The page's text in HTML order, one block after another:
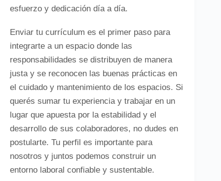
esfuerzo y dedicación día a día.
Enviar tu currículum es el primer paso para
integrarte a un espacio donde las
responsabilidades se distribuyen de manera
justa y se reconocen las buenas prácticas en
el cuidado y mantenimiento de los espacios. Si
querés sumar tu experiencia y trabajar en un
lugar que apuesta por la estabilidad y el
desarrollo de sus colaboradores, no dudes en
postularte. Tu perfil es importante para
nosotros y juntos podemos construir un
entorno laboral confiable y sustentable.